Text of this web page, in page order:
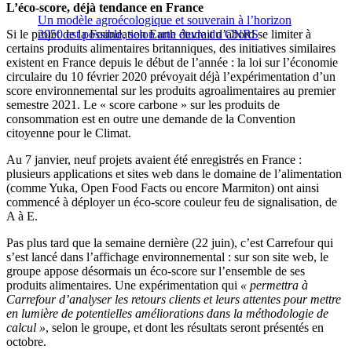
Un modèle agroécologique et souverain à l’horizon
2050 est possible, selon une étude du CNRS
L’éco-score, déjà tendance en France
Si le projet de la Foundation Earth devrait d’abord se limiter à
certains produits alimentaires britanniques, des initiatives similaires
existent en France depuis le début de l’année : la loi sur l’économie
circulaire du 10 février 2020 prévoyait déjà l’expérimentation d’un
score environnemental sur les produits agroalimentaires au premier
semestre 2021. Le « score carbone » sur les produits de
consommation est en outre une demande de la Convention
citoyenne pour le Climat.
Au 7 janvier, neuf projets avaient été enregistrés en France :
plusieurs applications et sites web dans le domaine de l’alimentation
(comme Yuka, Open Food Facts ou encore Marmiton) ont ainsi
commencé à déployer un éco-score couleur feu de signalisation, de
A à E.
Pas plus tard que la semaine dernière (22 juin), c’est Carrefour qui
s’est lancé dans l’affichage environnemental : sur son site web, le
groupe appose désormais un éco-score sur l’ensemble de ses
produits alimentaires. Une expérimentation qui « permettra à
Carrefour d’analyser les retours clients et leurs attentes pour mettre
en lumière de potentielles améliorations dans la méthodologie de
calcul », selon le groupe, et dont les résultats seront présentés en
octobre.